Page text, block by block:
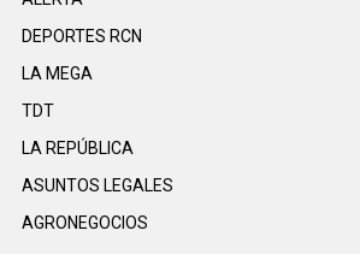
DEPORTES RCN
LA MEGA
TDT
LA REPÚBLICA
ASUNTOS LEGALES
AGRONEGOCIOS